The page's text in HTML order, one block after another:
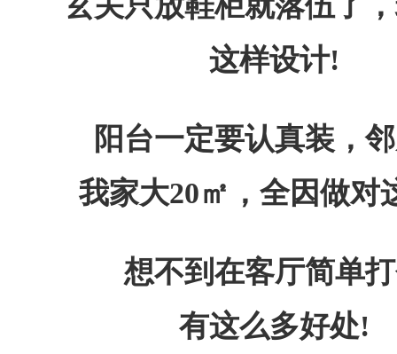
这样设计!
阳台一定要认真装，
我家大20㎡，全因做对
想不到在客厅简单打
有这么多好处!